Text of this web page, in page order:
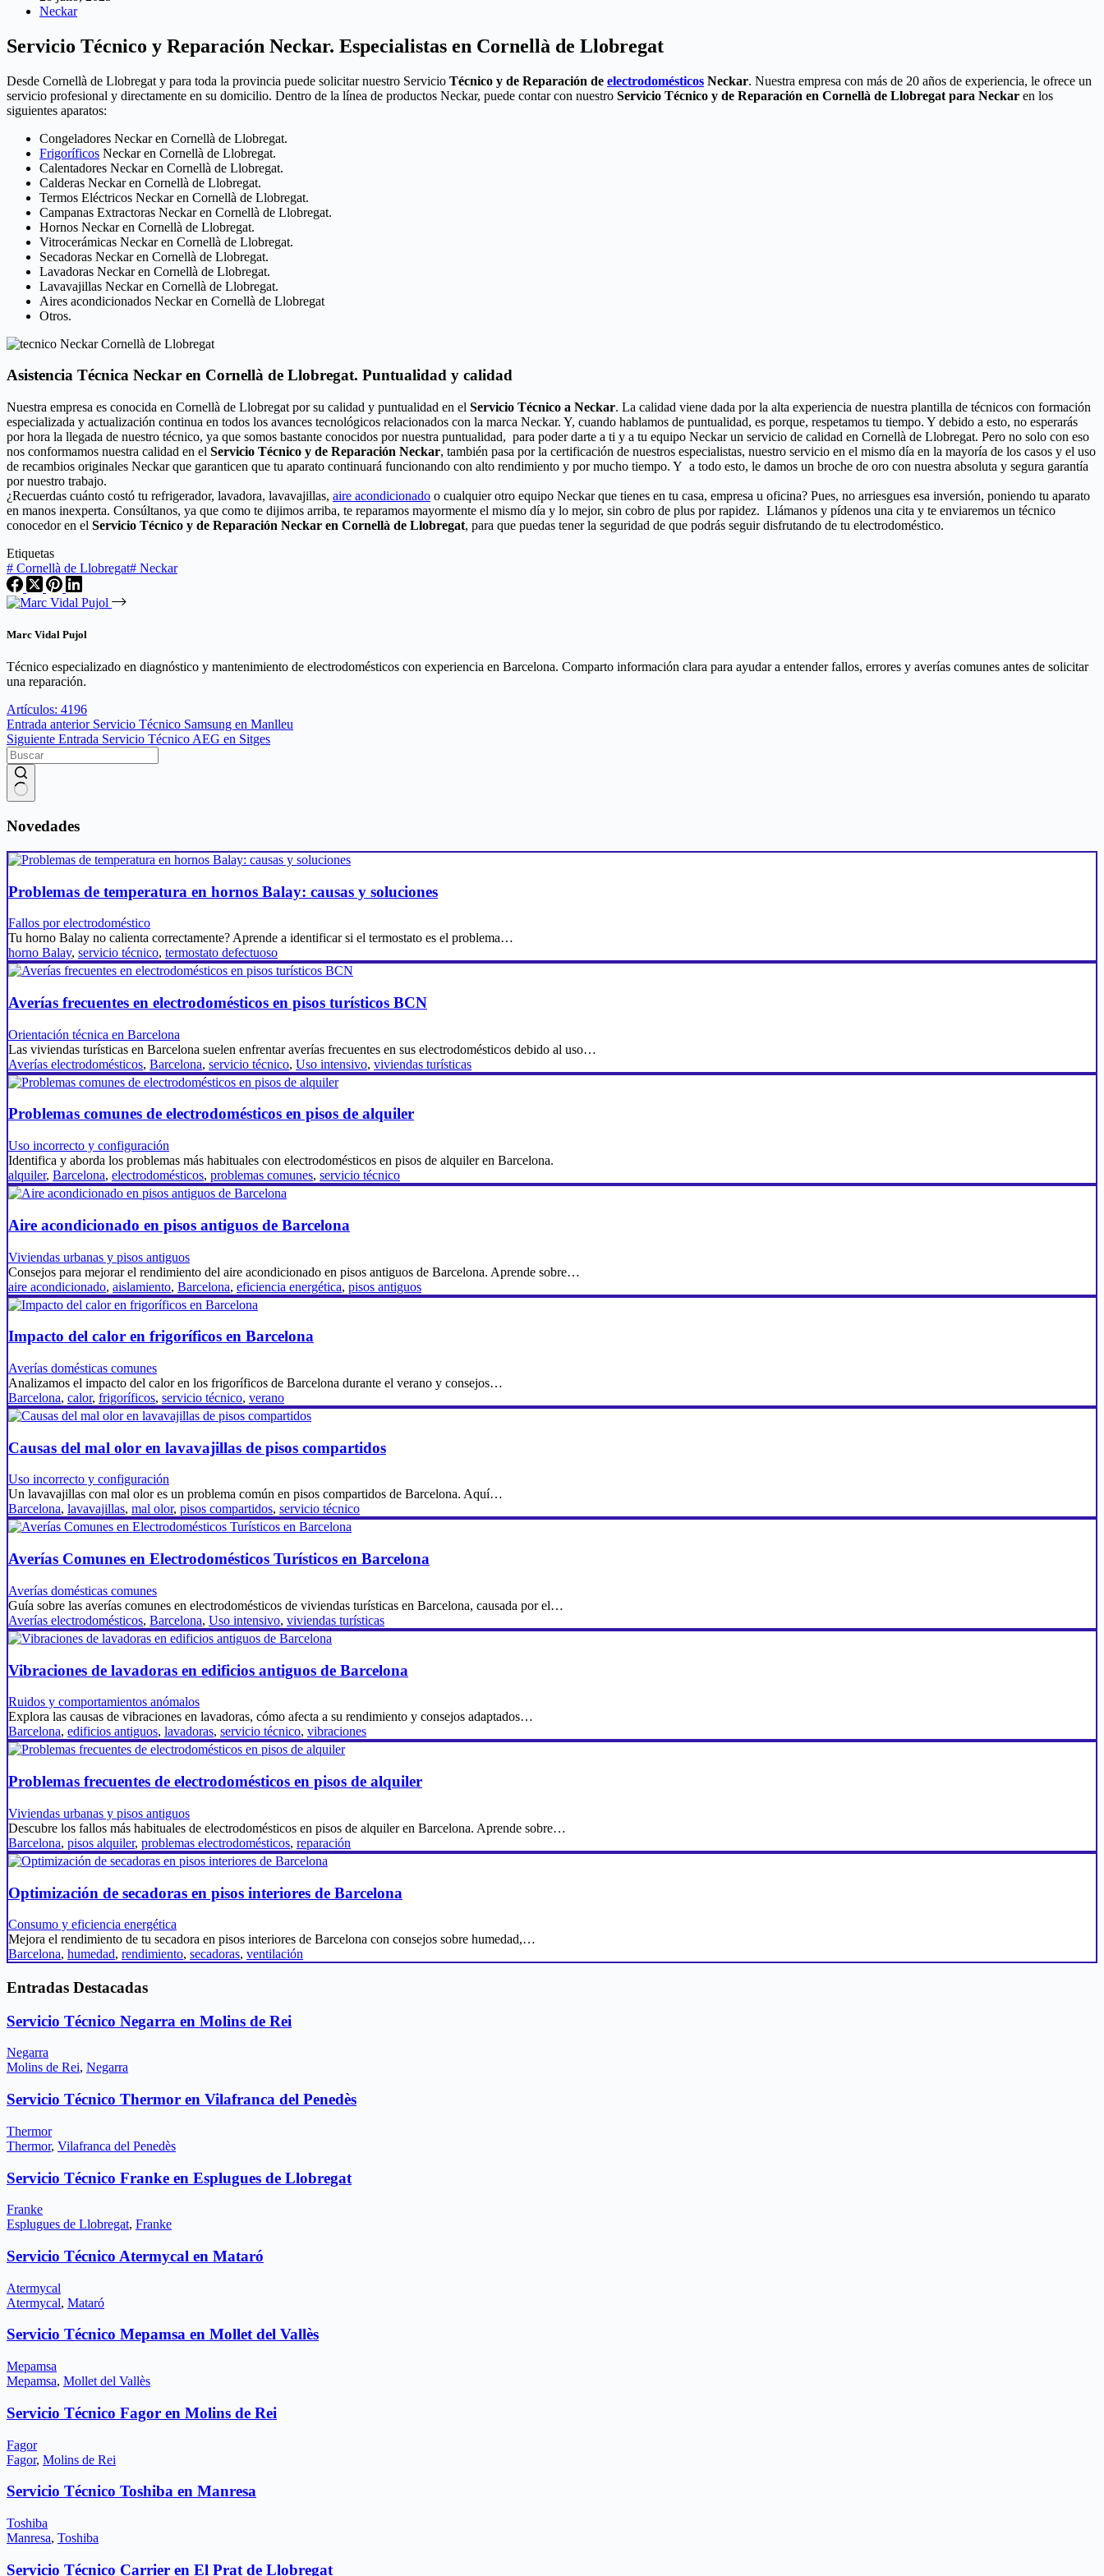
Neckar
Servicio Técnico y Reparación Neckar. Especialistas en Cornellà de Llobregat
Desde Cornellà de Llobregat y para toda la provincia puede solicitar nuestro Servicio Técnico y de Reparación de electrodomésticos Neckar. Nuestra empresa con más de 20 años de experiencia, le ofrece un
servicio profesional y directamente en su domicilio. Dentro de la línea de productos Neckar, puede contar con nuestro Servicio Técnico y de Reparación en Cornellà de Llobregat para Neckar en los
siguientes aparatos:
Congeladores Neckar en Cornellà de Llobregat.
Frigoríficos Neckar en Cornellà de Llobregat.
Calentadores Neckar en Cornellà de Llobregat.
Calderas Neckar en Cornellà de Llobregat.
Termos Eléctricos Neckar en Cornellà de Llobregat.
Campanas Extractoras Neckar en Cornellà de Llobregat.
Hornos Neckar en Cornellà de Llobregat.
Vitrocerámicas Neckar en Cornellà de Llobregat.
Secadoras Neckar en Cornellà de Llobregat.
Lavadoras Neckar en Cornellà de Llobregat.
Lavavajillas Neckar en Cornellà de Llobregat.
Aires acondicionados Neckar en Cornellà de Llobregat
Otros.
Asistencia Técnica Neckar en Cornellà de Llobregat. Puntualidad y calidad
Nuestra empresa es conocida en Cornellà de Llobregat por su calidad y puntualidad en el Servicio Técnico a Neckar. La calidad viene dada por la alta experiencia de nuestra plantilla de técnicos con formación
especializada y actualización continua en todos los avances tecnológicos relacionados con la marca Neckar. Y, cuando hablamos de puntualidad, es porque, respetamos tu tiempo. Y debido a esto, no esperarás
por hora la llegada de nuestro técnico, ya que somos bastante conocidos por nuestra puntualidad, para poder darte a ti y a tu equipo Neckar un servicio de calidad en Cornellà de Llobregat. Pero no solo con eso
nos conformamos nuestra calidad en el Servicio Técnico y de Reparación Neckar, también pasa por la certificación de nuestros especialistas, nuestro servicio en el mismo día en la mayoría de los casos y el uso
de recambios originales Neckar que garanticen que tu aparato continuará funcionando con alto rendimiento y por mucho tiempo. Y a todo esto, le damos un broche de oro con nuestra absoluta y segura garantía
por nuestro trabajo.
¿Recuerdas cuánto costó tu refrigerador, lavadora, lavavajillas, aire acondicionado o cualquier otro equipo Neckar que tienes en tu casa, empresa u oficina? Pues, no arriesgues esa inversión, poniendo tu aparato
en manos inexperta. Consúltanos, ya que como te dijimos arriba, te reparamos mayormente el mismo día y lo mejor, sin cobro de plus por rapidez. Llámanos y pídenos una cita y te enviaremos un técnico
conocedor en el Servicio Técnico y de Reparación Neckar en Cornellà de Llobregat, para que puedas tener la seguridad de que podrás seguir disfrutando de tu electrodoméstico.
Etiquetas
# Cornellà de Llobregat# Neckar
Marc Vidal Pujol
Técnico especializado en diagnóstico y mantenimiento de electrodomésticos con experiencia en Barcelona. Comparto información clara para ayudar a entender fallos, errores y averías comunes antes de solicitar
una reparación.
Artículos: 4196
Entrada anterior Servicio Técnico Samsung en Manlleu
Siguiente Entrada Servicio Técnico AEG en Sitges
resultados
Novedades
Problemas de temperatura en hornos Balay: causas y soluciones
Fallos por electrodoméstico
Tu horno Balay no calienta correctamente? Aprende a identificar si el termostato es el problema…
horno Balay, servicio técnico, termostato defectuoso
Averías frecuentes en electrodomésticos en pisos turísticos BCN
Orientación técnica en Barcelona
Las viviendas turísticas en Barcelona suelen enfrentar averías frecuentes en sus electrodomésticos debido al uso…
Averías electrodomésticos, Barcelona, servicio técnico, Uso intensivo, viviendas turísticas
Problemas comunes de electrodomésticos en pisos de alquiler
Uso incorrecto y configuración
Identifica y aborda los problemas más habituales con electrodomésticos en pisos de alquiler en Barcelona.
alquiler, Barcelona, electrodomésticos, problemas comunes, servicio técnico
Aire acondicionado en pisos antiguos de Barcelona
Viviendas urbanas y pisos antiguos
Consejos para mejorar el rendimiento del aire acondicionado en pisos antiguos de Barcelona. Aprende sobre…
aire acondicionado, aislamiento, Barcelona, eficiencia energética, pisos antiguos
Impacto del calor en frigoríficos en Barcelona
Averías domésticas comunes
Analizamos el impacto del calor en los frigoríficos de Barcelona durante el verano y consejos…
Barcelona, calor, frigoríficos, servicio técnico, verano
Causas del mal olor en lavavajillas de pisos compartidos
Uso incorrecto y configuración
Un lavavajillas con mal olor es un problema común en pisos compartidos de Barcelona. Aquí…
Barcelona, lavavajillas, mal olor, pisos compartidos, servicio técnico
Averías Comunes en Electrodomésticos Turísticos en Barcelona
Averías domésticas comunes
Guía sobre las averías comunes en electrodomésticos de viviendas turísticas en Barcelona, causada por el…
Averías electrodomésticos, Barcelona, Uso intensivo, viviendas turísticas
Vibraciones de lavadoras en edificios antiguos de Barcelona
Ruidos y comportamientos anómalos
Explora las causas de vibraciones en lavadoras, cómo afecta a su rendimiento y consejos adaptados…
Barcelona, edificios antiguos, lavadoras, servicio técnico, vibraciones
Problemas frecuentes de electrodomésticos en pisos de alquiler
Viviendas urbanas y pisos antiguos
Descubre los fallos más habituales de electrodomésticos en pisos de alquiler en Barcelona. Aprende sobre…
Barcelona, pisos alquiler, problemas electrodomésticos, reparación
Optimización de secadoras en pisos interiores de Barcelona
Consumo y eficiencia energética
Mejora el rendimiento de tu secadora en pisos interiores de Barcelona con consejos sobre humedad,…
Barcelona, humedad, rendimiento, secadoras, ventilación
Entradas Destacadas
Servicio Técnico Negarra en Molins de Rei
Negarra
Molins de Rei, Negarra
Servicio Técnico Thermor en Vilafranca del Penedès
Thermor
Thermor, Vilafranca del Penedès
Servicio Técnico Franke en Esplugues de Llobregat
Franke
Esplugues de Llobregat, Franke
Servicio Técnico Atermycal en Mataró
Atermycal
Atermycal, Mataró
Servicio Técnico Mepamsa en Mollet del Vallès
Mepamsa
Mepamsa, Mollet del Vallès
Servicio Técnico Fagor en Molins de Rei
Fagor
Fagor, Molins de Rei
Servicio Técnico Toshiba en Manresa
Toshiba
Manresa, Toshiba
Servicio Técnico Carrier en El Prat de Llobregat